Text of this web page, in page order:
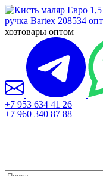
хозтовары оптом
+7 953 634 41 26
+7 960 340 87 88